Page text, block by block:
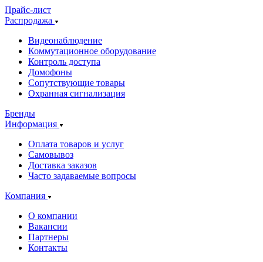
Прайс-лист
Распродажа
Видеонаблюдение
Коммутационное оборудование
Контроль доступа
Домофоны
Сопутствующие товары
Охранная сигнализация
Бренды
Информация
Оплата товаров и услуг
Самовывоз
Доставка заказов
Часто задаваемые вопросы
Компания
О компании
Вакансии
Партнеры
Контакты